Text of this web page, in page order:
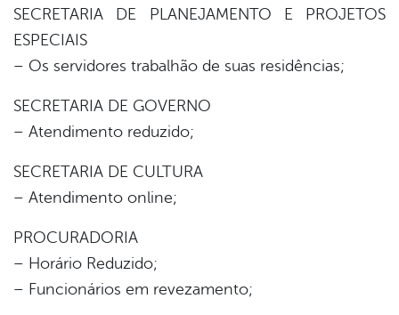
SECRETARIA DE PLANEJAMENTO E PROJETOS
ESPECIAIS
– Os servidores trabalhão de suas residências;
SECRETARIA DE GOVERNO
– Atendimento reduzido;
SECRETARIA DE CULTURA
– Atendimento online;
PROCURADORIA
– Horário Reduzido;
– Funcionários em revezamento;